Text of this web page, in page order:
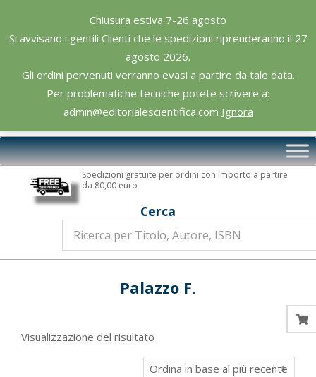
Chiusura estiva 7-26 agosto
Si avvisano i gentili Clienti che le spedizioni riprenderanno il 27
agosto 2026.
Gli ordini pervenuti verranno evasi a partire da tale data.
Per problematiche tecniche potete scrivere a:
admin@editorialescientifica.com Ignora
content
Editoriale
Scientifica
Primary
Navigation
Spedizioni gratuite per ordini con importo a partire
da 80,00 euro
Cerca
Palazzo F.
Visualizzazione del risultato